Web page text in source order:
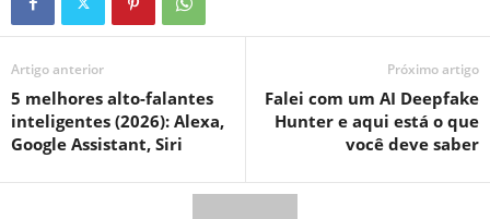
Artigo anterior
5 melhores alto-falantes
inteligentes (2026): Alexa,
Google Assistant, Siri
Próximo artigo
Falei com um AI Deepfake
Hunter e aqui está o que
você deve saber